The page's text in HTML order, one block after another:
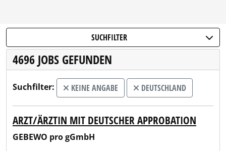
SUCHFILTER
4696 JOBS GEFUNDEN
Suchfilter: KEINE ANGABE DEUTSCHLAND
ARZT/ÄRZTIN MIT DEUTSCHER APPROBATION
GEBEWO pro gGmbH